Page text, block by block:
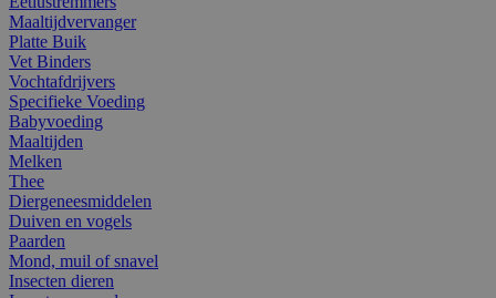
Maaltijdvervanger
Platte Buik
Vet Binders
Vochtafdrijvers
Specifieke Voeding
Babyvoeding
Maaltijden
Melken
Thee
Diergeneesmiddelen
Duiven en vogels
Paarden
Mond, muil of snavel
Insecten dieren